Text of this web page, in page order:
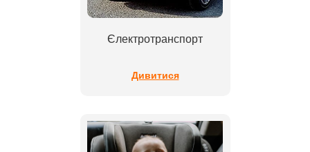
Єлектротранспорт
Дивитися